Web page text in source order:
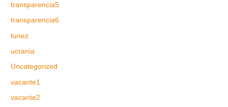
transparencia5
transparencia6
tunez
ucrania
Uncategorized
vacante1
vacante2